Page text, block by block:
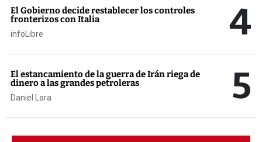
El Gobierno decide restablecer los controles
fronterizos con Italia
infoLibre 4
El estancamiento de la guerra de Irán riega de
dinero a las grandes petroleras
Daniel Lara 5